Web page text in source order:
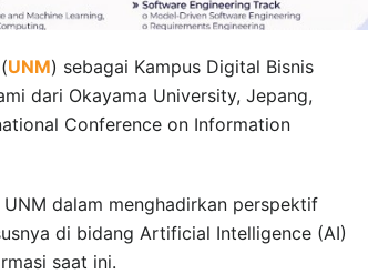
UNM) sebagai Kampus Digital Bisnis
dari Okayama University, Jepang,
Conference on Information
dalam menghadirkan perspektif
di bidang Artificial Intelligence (AI)
saat ini.